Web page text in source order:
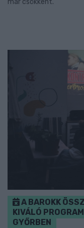
A BAROKK
KIVÁLÓ
GYŐRBEN